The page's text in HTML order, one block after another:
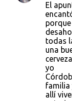
El
todas
una
yo
familia
allí